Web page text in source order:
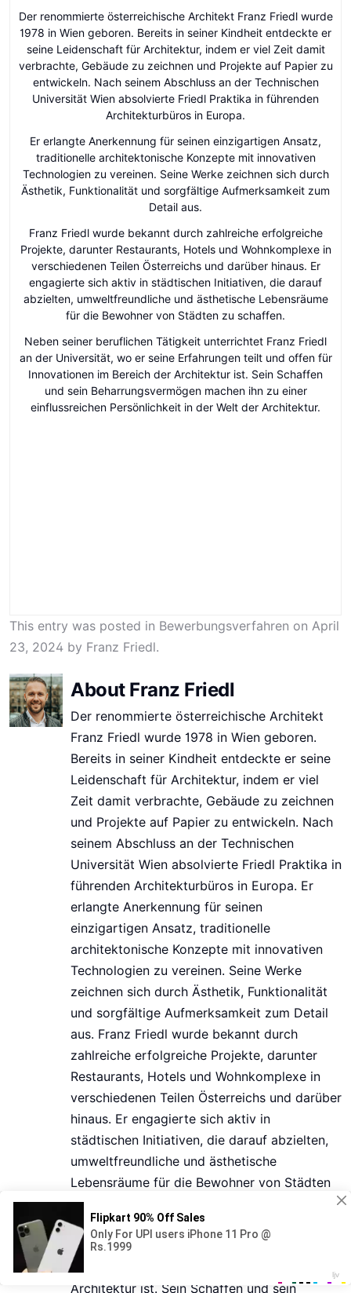
Der renommierte österreichische Architekt Franz Friedl wurde
1978 in Wien geboren. Bereits in seiner Kindheit entdeckte er
seine Leidenschaft für Architektur, indem er viel Zeit damit
verbrachte, Gebäude zu zeichnen und Projekte auf Papier zu
entwickeln. Nach seinem Abschluss an der Technischen
Universität Wien absolvierte Friedl Praktika in führenden
Architekturbüros in Europa.
Er erlangte Anerkennung für seinen einzigartigen Ansatz,
traditionelle architektonische Konzepte mit innovativen
Technologien zu vereinen. Seine Werke zeichnen sich durch
Ästhetik, Funktionalität und sorgfältige Aufmerksamkeit zum
Detail aus.
Franz Friedl wurde bekannt durch zahlreiche erfolgreiche
Projekte, darunter Restaurants, Hotels und Wohnkomplexe in
verschiedenen Teilen Österreichs und darüber hinaus. Er
engagierte sich aktiv in städtischen Initiativen, die darauf
abzielten, umweltfreundliche und ästhetische Lebensräume
für die Bewohner von Städten zu schaffen.
Neben seiner beruflichen Tätigkeit unterrichtet Franz Friedl
an der Universität, wo er seine Erfahrungen teilt und offen für
Innovationen im Bereich der Architektur ist. Sein Schaffen
und sein Beharrungsvermögen machen ihn zu einer
einflussreichen Persönlichkeit in der Welt der Architektur.
This entry was posted in Bewerbungsverfahren on April
23, 2024 by Franz Friedl.
About Franz Friedl
Der renommierte österreichische Architekt
Franz Friedl wurde 1978 in Wien geboren.
Bereits in seiner Kindheit entdeckte er seine
Leidenschaft für Architektur, indem er viel
Zeit damit verbrachte, Gebäude zu zeichnen
und Projekte auf Papier zu entwickeln. Nach
seinem Abschluss an der Technischen
Universität Wien absolvierte Friedl Praktika in
führenden Architekturbüros in Europa. Er
erlangte Anerkennung für seinen
einzigartigen Ansatz, traditionelle
architektonische Konzepte mit innovativen
Technologien zu vereinen. Seine Werke
zeichnen sich durch Ästhetik, Funktionalität
und sorgfältige Aufmerksamkeit zum Detail
aus. Franz Friedl wurde bekannt durch
zahlreiche erfolgreiche Projekte, darunter
Restaurants, Hotels und Wohnkomplexe in
verschiedenen Teilen Österreichs und darüber
hinaus. Er engagierte sich aktiv in
städtischen Initiativen, die darauf abzielten,
umweltfreundliche und ästhetische
Lebensräume für die Bewohner von Städten
zu schaffen. Neben seiner beruflichen
Tätigkeit unterrichtet Franz Friedl an der
Universität, wo er seine Erfahrungen teilt und
offen für Innovationen im Bereich der
Architektur ist. Sein Schaffen und sein